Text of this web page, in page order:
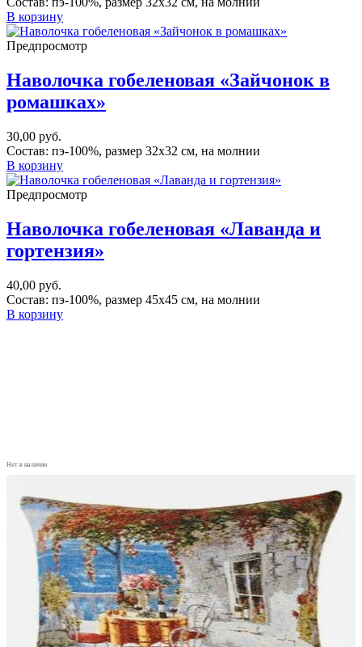
В корзину
Предпросмотр
Наволочка гобеленовая «Зайчонок в
ромашках»
30,00 руб.
Состав: пэ-100%, размер 32х32 см, на молнии
В корзину
Предпросмотр
Наволочка гобеленовая «Лаванда и
гортензия»
40,00 руб.
Состав: пэ-100%, размер 45х45 см, на молнии
В корзину
Нет в наличии